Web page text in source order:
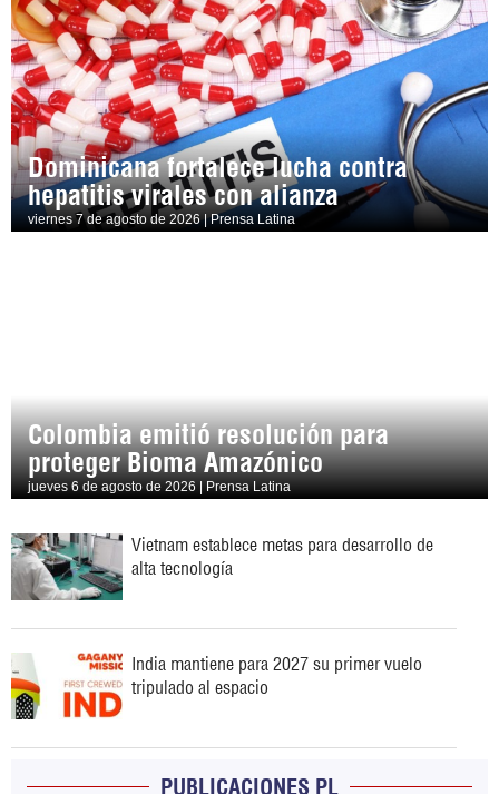
Dominicana fortalece lucha contra
hepatitis virales con alianza
viernes 7 de agosto de 2026 | Prensa Latina
Colombia emitió resolución para
proteger Bioma Amazónico
jueves 6 de agosto de 2026 | Prensa Latina
Vietnam establece metas para desarrollo de
alta tecnología
India mantiene para 2027 su primer vuelo
tripulado al espacio
PUBLICACIONES PL